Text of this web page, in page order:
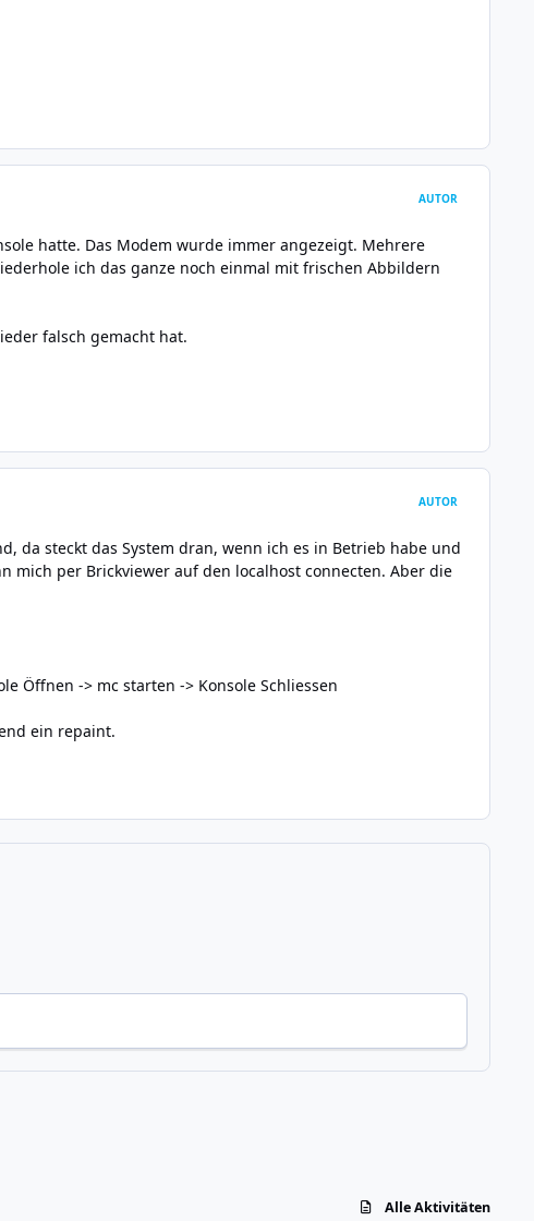
AUTOR
hatte. Das Modem wurde immer angezeigt. Mehrere
ich das ganze noch einmal mit frischen Abbildern
falsch gemacht hat.
AUTOR
da steckt das System dran, wenn ich es in Betrieb habe und
mich per Brickviewer auf den localhost connecten. Aber die
Öffnen -> mc starten -> Konsole Schliessen
ein repaint.
Alle Aktivitäten